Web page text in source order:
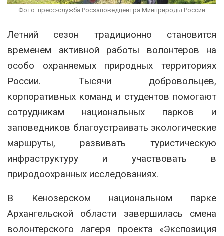
Фото: пресс-служба Росзаповедцентра Минприроды России
Летний сезон традиционно становится
временем активной работы волонтеров на
особо охраняемых природных территориях
России. Тысячи добровольцев,
корпоративных команд и студентов помогают
сотрудникам национальных парков и
заповедников благоустраивать экологические
маршруты, развивать туристическую
инфраструктуру и участвовать в
природоохранных исследованиях.
В Кенозерском национальном парке
Архангельской области завершилась смена
волонтерского лагеря проекта «Экспозиция